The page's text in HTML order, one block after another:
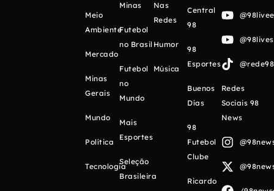
Meio
Ambiente
Mercado
Minas
Gerais
Mundo
Política
Tecnologia
Minas
Futebol
no Brasil
Futebol
no
Mundo
Mais
Esportes
Seleção
Brasileira
Nas
Redes
Humor
Música
Central
98
98
Esportes
Buenos
Días
98
Futebol
Clube
Ricardo
Redes
Sociais 98
News